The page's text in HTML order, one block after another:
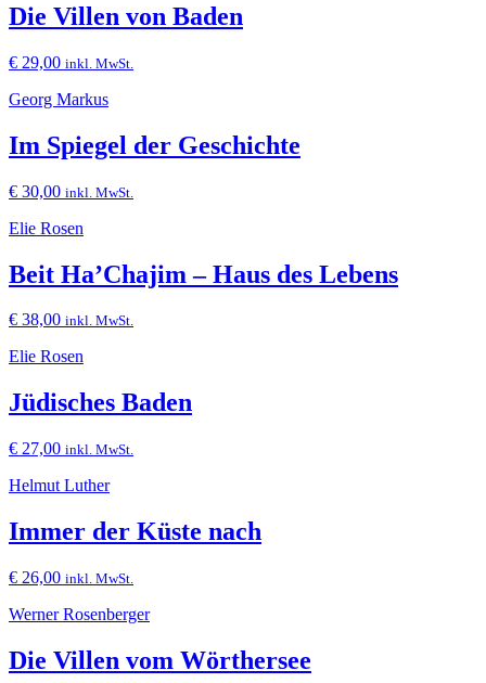
Die Villen von Baden
€ 29,00 inkl. MwSt.
Georg Markus
Im Spiegel der Geschichte
€ 30,00 inkl. MwSt.
Elie Rosen
Beit Ha’Chajim – Haus des Lebens
€ 38,00 inkl. MwSt.
Elie Rosen
Jüdisches Baden
€ 27,00 inkl. MwSt.
Helmut Luther
Immer der Küste nach
€ 26,00 inkl. MwSt.
Werner Rosenberger
Die Villen vom Wörthersee